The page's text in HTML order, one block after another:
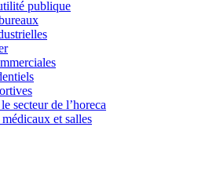
publique
secteur de l’horeca
et salles